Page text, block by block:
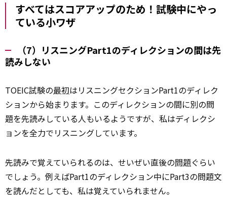
すべてはスコアアップのため！試験中にやっ
ている小ワザ
（7）リスニングPart1のディレクションの間は先
読みしない
TOEIC試験の最初はリスニングセクションPart1のディレク
ションから始まります。このディレクションの間に別の問
題を先読みしている人もいるようですが、私はディレクシ
ョンを全力でリスニングしています。
先読みで覚えていられるのは、せいぜい直後の問題ぐらい
でしょう。例えばPart1のディレクション中にPart3の問題文
を読んだとしても、私は覚えていられません。